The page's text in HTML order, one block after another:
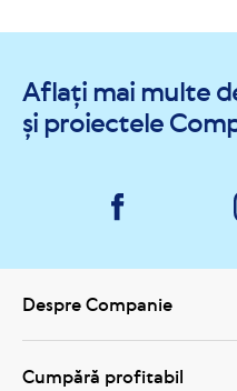
Aflați mai multe
și proiectele
Despre Companie
Cumpără profitabil